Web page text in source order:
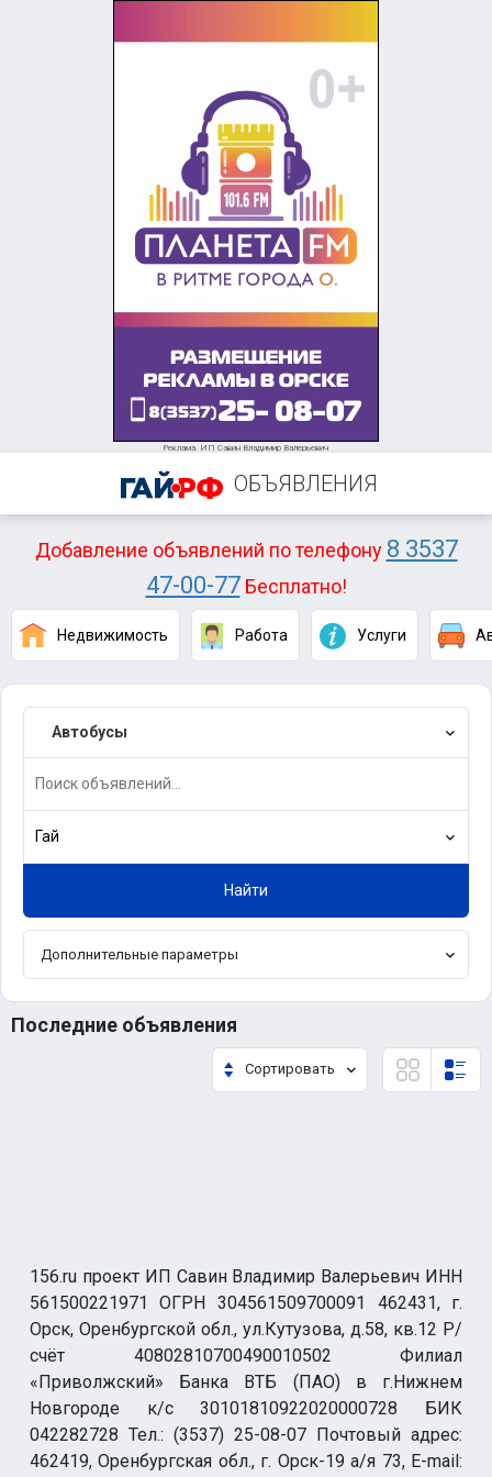
Реклама. ИП Савин Владимир Валерьевич
ОБЪЯВЛЕНИЯ
Добавление объявлений по телефону 8 3537
47-00-77Бесплатно!
Недвижимость Работа Услуги
Автобусы
Гай
Найти
Дополнительные параметры
Последние объявления
Сортировать
156.ru проект ИП Савин Владимир Валерьевич ИНН
561500221971 ОГРН 304561509700091 462431, г.
Орск, Оренбургской обл., ул.Кутузова, д.58, кв.12 Р/
счёт 40802810700490010502 Филиал
«Приволжский» Банка ВТБ (ПАО) в г.Нижнем
Новгороде к/с 30101810922020000728 БИК
042282728 Тел.: (3537) 25-08-07 Почтовый адрес:
462419, Оренбургская обл., г. Орск-19 а/я 73, E-mail: